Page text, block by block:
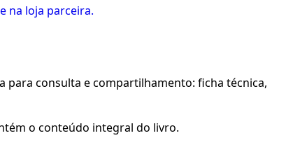
na loja parceira.
para consulta e compartilhamento: ficha técnica,
o conteúdo integral do livro.